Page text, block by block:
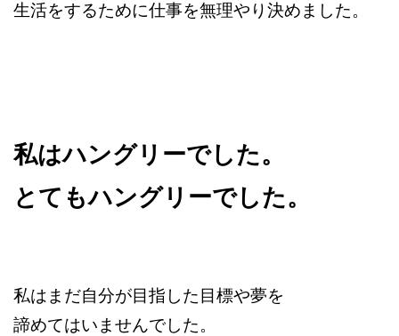
生活をするために仕事を無理やり決めました。
私はハングリーでした。
とてもハングリーでした。
私はまだ自分が目指した目標や夢を
諦めてはいませんでした。